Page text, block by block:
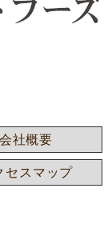
会社概要
セスマップ